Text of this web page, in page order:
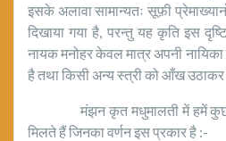
इसके अलावा सामान्यतः सूफ़ी
दिखाया गया है, परन्तु यह कृति इस
नायक मनोहर केवल मात्र अपनी
है तथा किसी अन्य स्त्री को आँख उठाकर
मंझन कृत मधुमालती में हमें कुछ
मिलते हैं जिनका वर्णन इस प्रकार है :-